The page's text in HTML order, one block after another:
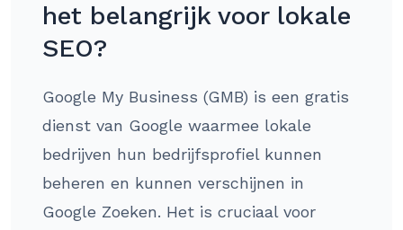
het belangrijk voor lokale
SEO?
Google My Business (GMB) is een gratis
dienst van Google waarmee lokale
bedrijven hun bedrijfsprofiel kunnen
beheren en kunnen verschijnen in
Google Zoeken. Het is cruciaal voor